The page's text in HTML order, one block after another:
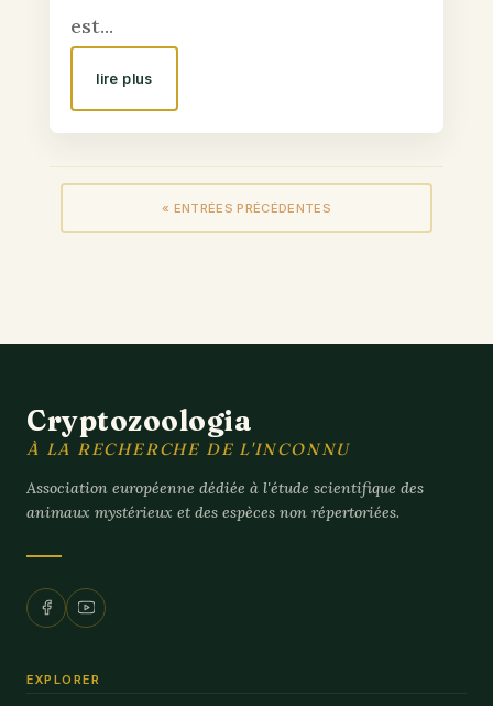
est...
lire plus
« ENTRÉES PRÉCÉDENTES
Cryptozoologia
À LA RECHERCHE DE L'INCONNU
Association européenne dédiée à l'étude scientifique des
animaux mystérieux et des espèces non répertoriées.
EXPLORER